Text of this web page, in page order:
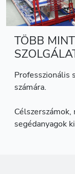
TÖBB
Professzionális
számára.
segédanyagok